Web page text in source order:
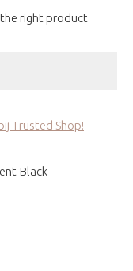
right product
Trusted Shop!
Black